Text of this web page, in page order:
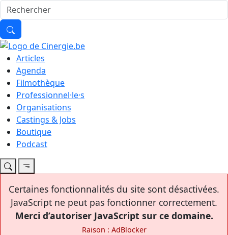
Articles
Agenda
Filmothèque
Professionnel·le·s
Organisations
Castings & Jobs
Boutique
Podcast
Certaines fonctionnalités du site sont désactivées.
JavaScript ne peut pas fonctionner correctement.
Merci d’autoriser JavaScript sur ce domaine.
Raison : AdBlocker